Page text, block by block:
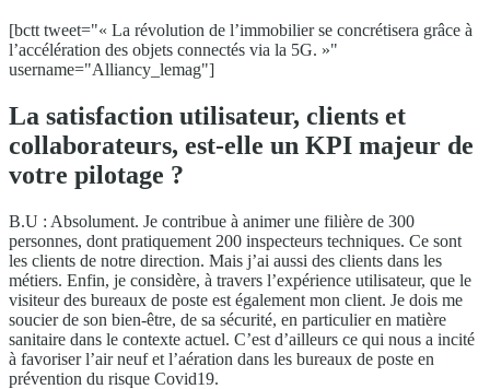
[bctt tweet="« La révolution de l’immobilier se concrétisera grâce à
l’accélération des objets connectés via la 5G. »"
username="Alliancy_lemag"]
La satisfaction utilisateur, clients et
collaborateurs, est-elle un KPI majeur de
votre pilotage ?
B.U : Absolument. Je contribue à animer une filière de 300
personnes, dont pratiquement 200 inspecteurs techniques. Ce sont
les clients de notre direction. Mais j’ai aussi des clients dans les
métiers. Enfin, je considère, à travers l’expérience utilisateur, que le
visiteur des bureaux de poste est également mon client. Je dois me
soucier de son bien-être, de sa sécurité, en particulier en matière
sanitaire dans le contexte actuel. C’est d’ailleurs ce qui nous a incité
à favoriser l’air neuf et l’aération dans les bureaux de poste en
prévention du risque Covid19.